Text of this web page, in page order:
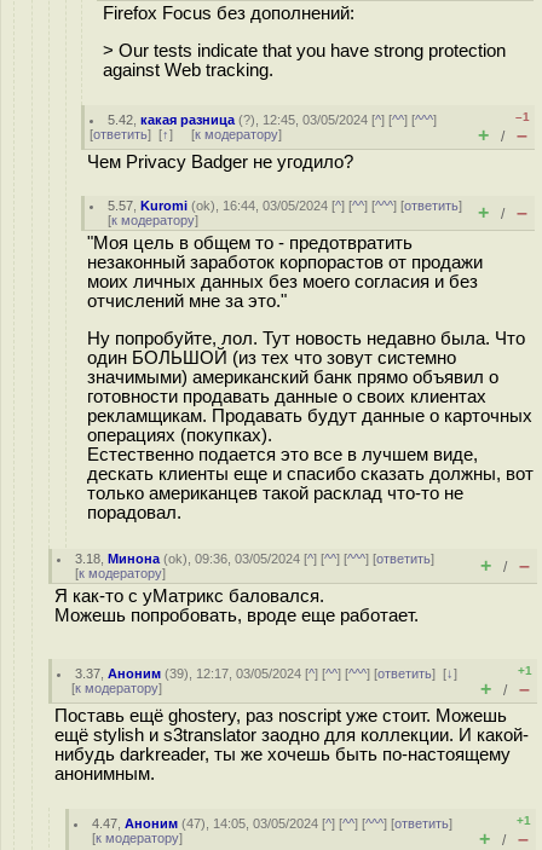
Firefox Focus без дополнений:
> Our tests indicate that you have strong protection
against Web tracking.
5.42 ,какая разница (?), 12:45, 03/05/2024 [^] [^^] [^^^]
[ответить] [↑] [к модератору]
–1
+ / –
Чем Privacy Badger не угодило?
5.57 ,Kuromi (ok), 16:44, 03/05/2024 [^] [^^] [^^^] [ответить]
[к модератору] + / –
"Моя цель в общем то - предотвратить
незаконный заработок корпорастов от продажи
моих личных данных без моего согласия и без
отчислений мне за это."
Ну попробуйте, лол. Тут новость недавно была. Что
один БОЛЬШОЙ (из тех что зовут системно
значимыми) американский банк прямо объявил о
готовности продавать данные о своих клиентах
рекламщикам. Продавать будут данные о карточных
операциях (покупках).
Естественно подается это все в лучшем виде,
дескать клиенты еще и спасибо сказать должны, вот
только американцев такой расклад что-то не
порадовал.
3.18 ,Минона (ok), 09:36, 03/05/2024 [^] [^^] [^^^] [ответить]
[к модератору] + / –
Я как-то с уМатрикс баловался.
Можешь попробовать, вроде еще работает.
3.37 ,Аноним (39), 12:17, 03/05/2024 [^] [^^] [^^^] [ответить][↓]
[к модератору]
+1
+ / –
Поставь ещё ghostery, раз noscript уже стоит. Можешь
ещё stylish и s3translator заодно для коллекции. И какой-
нибудь darkreader, ты же хочешь быть по-настоящему
анонимным.
4.47 ,Аноним (47), 14:05, 03/05/2024 [^] [^^] [^^^] [ответить]
[к модератору]
+1
+ / –